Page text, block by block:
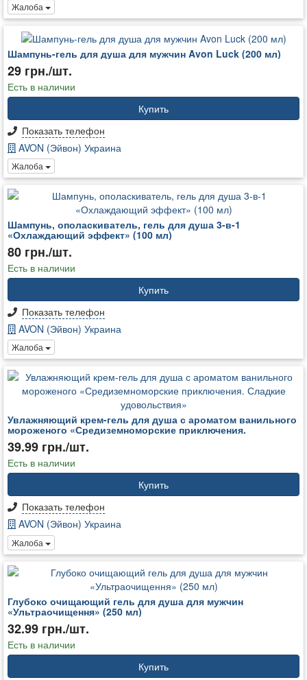
Жалоба
Шампунь-гель для душа для мужчин Avon Luck (200 мл)
29 грн./шт.
Есть в наличии
Купить
Показать телефон
AVON (Эйвон) Украина
Жалоба
Шампунь, ополаскиватель, гель для душа 3-в-1
«Охлаждающий эффект» (100 мл)
80 грн./шт.
Есть в наличии
Купить
Показать телефон
AVON (Эйвон) Украина
Жалоба
Увлажняющий крем-гель для душа с ароматом ванильного
мороженого «Средиземноморские приключения.
39.99 грн./шт.
Есть в наличии
Купить
Показать телефон
AVON (Эйвон) Украина
Жалоба
Глубоко очищающий гель для душа для мужчин
«Ультраочищення» (250 мл)
32.99 грн./шт.
Есть в наличии
Купить